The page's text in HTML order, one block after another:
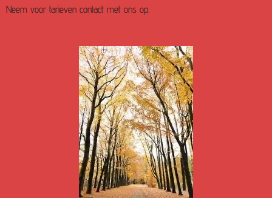
Neem voor tarieven contact met ons op.